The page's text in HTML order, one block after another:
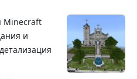
Minecraft
и